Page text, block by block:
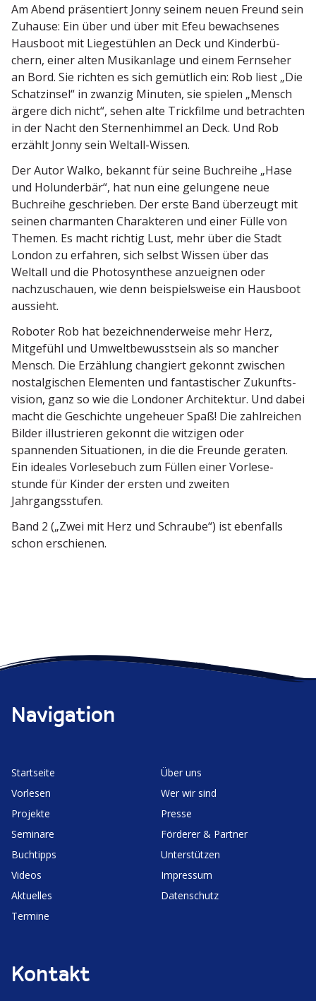
Am Abend präsen­tiert Jonny seinem neuen Freund sein
Zuhause: Ein über und über mit Efeu bewach­senes
Hausboot mit Liege­stühlen an Deck und Kinder­bü­
chern, einer alten Musik­anlage und einem Fernseher
an Bord. Sie richten es sich gemütlich ein: Rob liest „Die
Schatz­insel“ in zwanzig Minuten, sie spielen „Mensch
ärgere dich nicht“, sehen alte Trick­filme und betrachten
in der Nacht den Sternen­himmel an Deck. Und Rob
erzählt Jonny sein Weltall-Wissen.
Der Autor Walko, bekannt für seine Buchreihe „Hase
und Holun­derbär“, hat nun eine gelungene neue
Buchreihe geschrieben. Der erste Band überzeugt mit
seinen charmanten Charak­teren und einer Fülle von
Themen. Es macht richtig Lust, mehr über die Stadt
London zu erfahren, sich selbst Wissen über das
Weltall und die Photo­syn­these anzueignen oder
nachzu­schauen, wie denn beispiels­weise ein Hausboot
aussieht.
Roboter Rob hat bezeich­nen­der­weise mehr Herz,
Mitgefühl und Umwelt­be­wusstsein als so mancher
Mensch. Die Erzählung changiert gekonnt zwischen
nostal­gi­schen Elementen und fantas­ti­scher Zukunfts­
vision, ganz so wie die Londoner Archi­tektur. Und dabei
macht die Geschichte ungeheuer Spaß! Die zahlreichen
Bilder illus­trieren gekonnt die witzigen oder
spannenden Situa­tionen, in die die Freunde geraten.
Ein ideales Vorle­sebuch zum Füllen einer Vorle­se­
stunde für Kinder der ersten und zweiten
Jahrgangsstufen.
Band 2 („Zwei mit Herz und Schraube“) ist ebenfalls
schon erschienen.
Navigation
Start­seite
Vorlesen
Projekte
Seminare
Buchtipps
Videos
Aktuelles
Termine
Über uns
Wer wir sind
Presse
Förderer & Partner
Unter­stützen
Impressum
Daten­schutz
Kontakt